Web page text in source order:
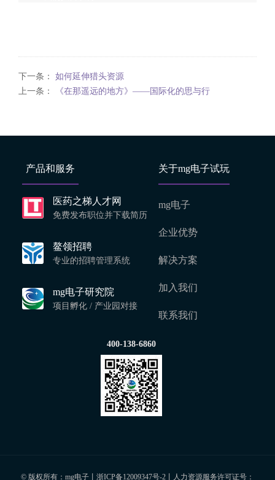
下一条： 如何延伸猎头资源
上一条：
《在那遥远的地方》——国际化的思与行
产品和服务
医药之梯人才网
免费发布职位并下载简历
鳌领招聘
专业的招聘管理系统
mg电子研究院
项目孵化 / 产业园对接
关于mg电子试玩
mg电子
企业优势
解决方案
加入我们
联系我们
400-138-6860
© 版权所有：mg电子丨 浙ICP备12009347号-2 丨人力资源服务许可证号：